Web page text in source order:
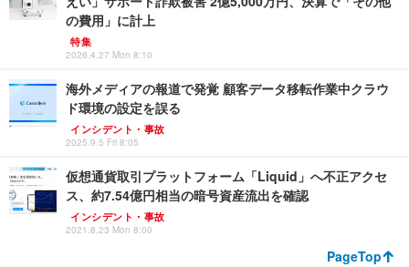
の費用」に計上
特集
2026.4.27 Mon 8:10
海外メディアの報道で発覚 顧客データ移転作業中クラウ
ド環境の設定を誤る
インシデント・事故
2025.9.5 Fri 8:05
仮想通貨取引プラットフォーム「Liquid」へ不正アクセ
ス、約7.54億円相当の暗号資産流出を確認
インシデント・事故
2021.8.23 Mon 8:00
PageTop